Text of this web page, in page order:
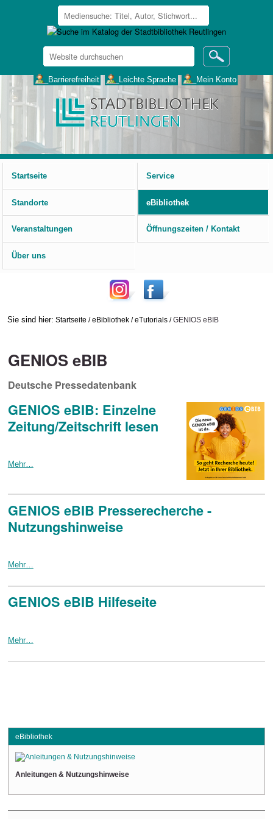
Website
durchsuchen
___Barrierefreiheit ___Leichte Sprache ___Mein Konto
Startseite
Service
Standorte eBibliothek
Veranstaltungen Öffnungszeiten / Kontakt
Über uns
Sie sind hier: Startseite /eBibliothek /eTutorials /GENIOS eBIB
GENIOS eBIB
Deutsche Pressedatenbank
GENIOS eBIB: Einzelne
Zeitung/Zeitschrift lesen
Mehr…
GENIOS eBIB Presserecherche -
Nutzungshinweise
Mehr…
GENIOS eBIB Hilfeseite
Mehr…
eBibliothek
Anleitungen & Nutzungshinweise